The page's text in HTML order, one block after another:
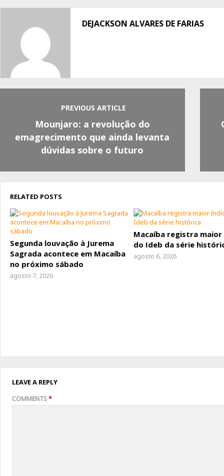
on
Facebook
on
Twitter
on
Whatsapp
DEJACKSON ALVARES DE FARIAS
PREVIOUS ARTICLE
Mounjaro: a revolução do
emagrecimento que ainda levanta
dúvidas sobre o futuro
RELATED POSTS
Segunda louvação à Jurema
Sagrada acontece em Macaíba
no próximo sábado
agosto 7, 2026
Macaíba registra maior
do Ideb da série
agosto 6, 2026
LEAVE A REPLY
COMMENTS*